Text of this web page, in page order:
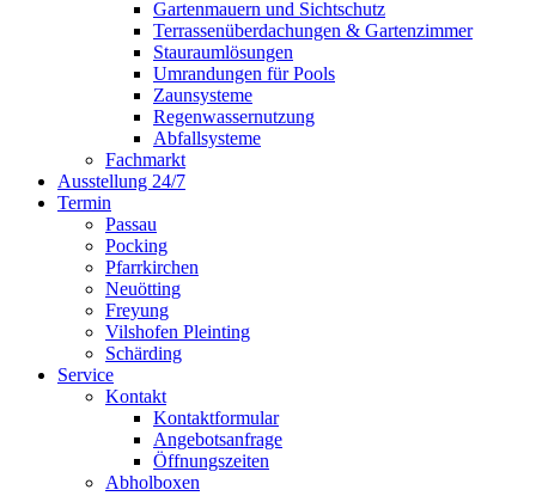
Gartenmauern und Sichtschutz
Terrassenüberdachungen & Gartenzimmer
Stauraumlösungen
Umrandungen für Pools
Zaunsysteme
Regenwassernutzung
Abfallsysteme
Fachmarkt
Ausstellung 24/7
Termin
Passau
Pocking
Pfarrkirchen
Neuötting
Freyung
Vilshofen Pleinting
Schärding
Service
Kontakt
Kontaktformular
Angebotsanfrage
Öffnungszeiten
Abholboxen